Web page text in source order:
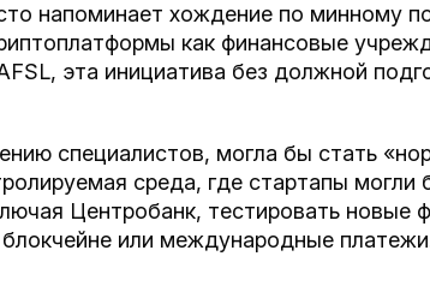
напоминает хождение по минному
как финансовые
эта инициатива без должной
специалистов, могла бы стать
среда, где стартапы могли
Центробанк, тестировать новые
или международные